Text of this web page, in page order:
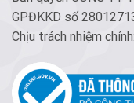
GPĐKKD số
Chịu trách nhiệm